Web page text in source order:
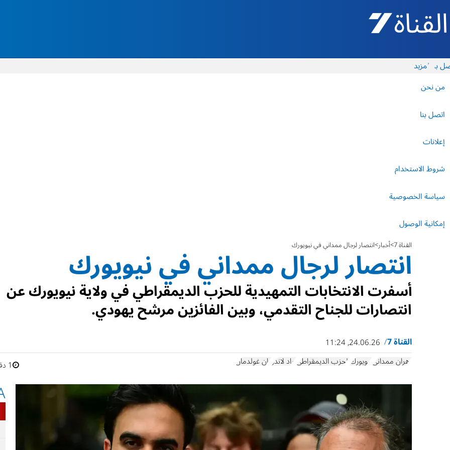
القناة 7 - أروتس شيفع
بنا
من نحن
اتصل بنا
إعلانات
شروط الاستخدام
سياسة الخصوصية
إمكانية الوصول
المزيد
القناة 7 أخبار انتصار لرجال ممداني في نيويورك
انتصار لرجال ممداني في نيويورك
أسفرت الانتخابات التمهيدية للحزب الديمقراطي في ولاية نيويورك عن
انتصارات للجناح التقدمي، وبين الفائزين مرشح يهودي.
القناة 7
24.06.26, 11:24
زهران ممداني نيويوركالحزب الديمقراطي براد لاندر دان غولدمان 1 دقائق